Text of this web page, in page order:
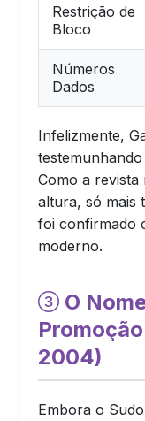
Restrição de
Bloco
Números
Dados
Infelizmente,
Como a
altura, só mais
foi confirmado
moderno.
O
2004)
Embora o